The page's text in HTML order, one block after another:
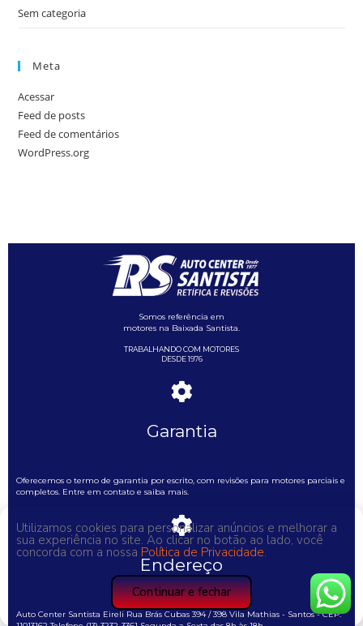
Sem categoria
Meta
Acessar
Feed de posts
Feed de comentários
WordPress.org
Somos referência em
motores na Baixada Santista.
TRABALHANDO COM MOTORES
DESDE 1976
Garantia
Oferecemos o termo de garantia por escrito, com revisões para motores parciais e
completos. Entre em contato e saiba mais.
Endereço
Auto Center Santista Eireli Rua Brás Cubas 394 / 398 Vila Mathias - Santos - CEP:
Utilizamos cookies para personalizar anúncios e melhorar a
sua experiência no site. Ao clicar no botão ao lado, você
concorda com a nossa Política de Privacidade.
Continuar e fechar